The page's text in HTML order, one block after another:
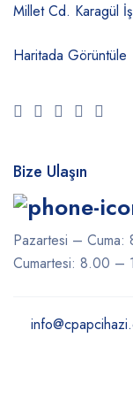
Millet Cd. Karagül
Haritada Görüntüle
Bize Ulaşın
Pazartesi –
Cumartesi: 8.00 –